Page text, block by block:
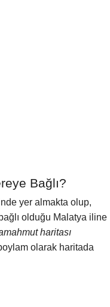
Bağlı?
yer almakta olup,
bağlı olduğu Malatya iline
haritası
olarak haritada